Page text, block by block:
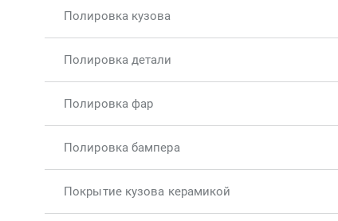
Полировка кузова
Полировка детали
Полировка фар
Полировка бампера
Покрытие кузова керамикой